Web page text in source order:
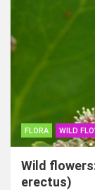
FLORA WILD
Wild
erectus)